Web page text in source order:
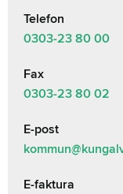
Telefon
0303-23 80 00
Fax
0303-23 80 02
E-post
E-faktura